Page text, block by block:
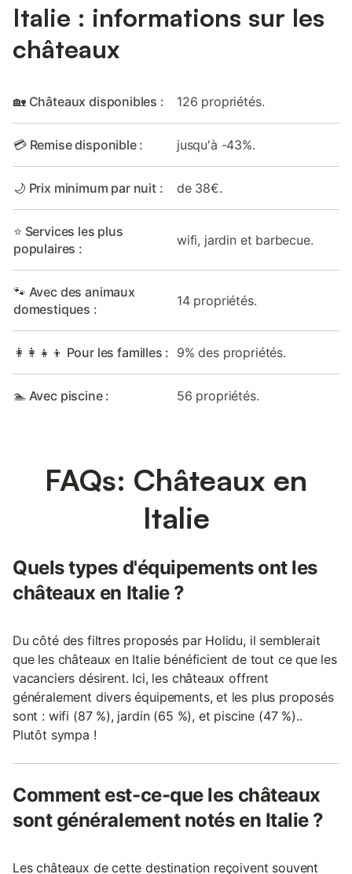
Italie : informations sur les
châteaux
🏡 Châteaux disponibles : 126 propriétés.
💳 Remise disponible : jusqu'à -43%.
🌙 Prix minimum par nuit : de 38€.
⭐ Services les plus
populaires :
wifi, jardin et barbecue.
🐾 Avec des animaux
domestiques :
14 propriétés.
👩‍👩‍👧‍👦 Pour les familles : 9% des propriétés.
🏊 Avec piscine : 56 propriétés.
FAQs: Châteaux en
Italie
Quels types d'équipements ont les
châteaux en Italie ?
Du côté des filtres proposés par Holidu, il semblerait
que les châteaux en Italie bénéficient de tout ce que les
vacanciers désirent. Ici, les châteaux offrent
généralement divers équipements, et les plus proposés
sont : wifi (87 %), jardin (65 %), et piscine (47 %)..
Plutôt sympa !
Comment est-ce-que les châteaux
sont généralement notés en Italie ?
Les châteaux de cette destination reçoivent souvent